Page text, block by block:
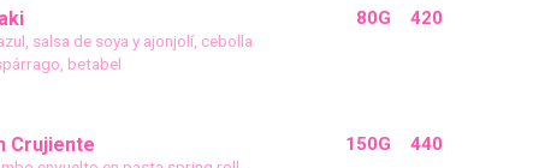
salsa de soya y ajonjolí, cebolla
betabel
80G 420
Crujiente 150G 440